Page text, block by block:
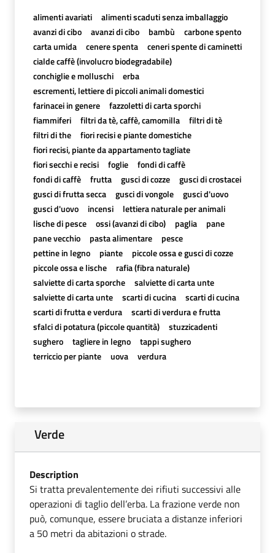
alimenti avariati
alimenti scaduti senza imballaggio
avanzi di cibo
avanzi di cibo bambù
carbone spento
carta umida
cenere spenta
ceneri spente di caminetti
cialde caffè (involucro biodegradabile)
conchiglie e molluschi
erba
escrementi, lettiere di piccoli animali domestici
farinacei in genere
fazzoletti di carta sporchi
fiammiferi
filtri da tè, caffè, camomilla
filtri di tè
filtri di the
fiori recisi e piante domestiche
fiori recisi, piante da appartamento tagliate
fiori secchi e recisi
foglie
fondi di caffè
fondi di caffè
frutta gusci di cozze
gusci di crostacei
gusci di frutta secca
gusci di vongole
gusci d'uovo
gusci d'uovo
incensi
lettiera naturale per animali
lische di pesce
ossi (avanzi di cibo) paglia
pane
pane vecchio
pasta alimentare
pesce
pettine in legno
piante
piccole ossa e gusci di cozze
piccole ossa e lische
rafia (fibra naturale)
salviette di carta sporche
salviette di carta unte
salviette di carta unte
scarti di cucina
scarti di cucina
scarti di frutta e verdura
scarti di verdura e frutta
sfalci di potatura (piccole quantità)
stuzzicadenti
sughero
tagliere in legno
tappi sughero
terriccio per piante
uova verdura
Verde
Description
Si tratta prevalentemente dei rifiuti successivi alle
operazioni di taglio dell’erba. La frazione verde non
può, comunque, essere bruciata a distanze inferiori
a 50 metri da abitazioni o strade.